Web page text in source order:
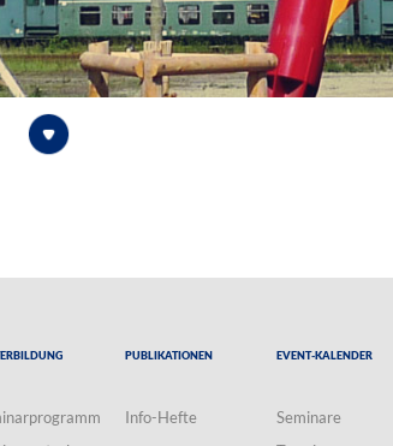
Publikationen
Info-Hefte
Event-Kalender
Seminare